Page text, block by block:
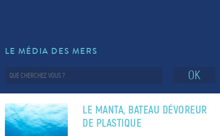
LE MÉDIA DES MERS
OK
LE MANTA, BATEAU DÉVOREUR
DE PLASTIQUE